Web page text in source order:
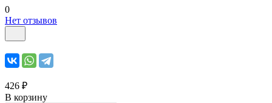
0
Нет отзывов
426 ₽
В корзину